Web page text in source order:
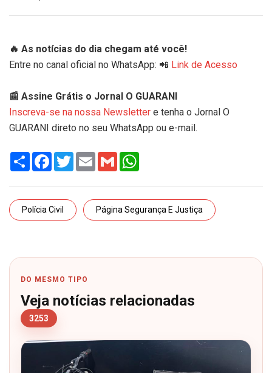
🔥 As notícias do dia chegam até você!
Entre no canal oficial no WhatsApp: 📲 Link de Acesso
📰 Assine Grátis o Jornal O GUARANI
Inscreva-se na nossa Newsletter e tenha o Jornal O
GUARANI direto no seu WhatsApp ou e-mail.
Share Facebook
TwitterEmail Gmail
Polícia Civil Página Segurança E Justiça
DO MESMO TIPO
Veja notícias relacionadas
3253